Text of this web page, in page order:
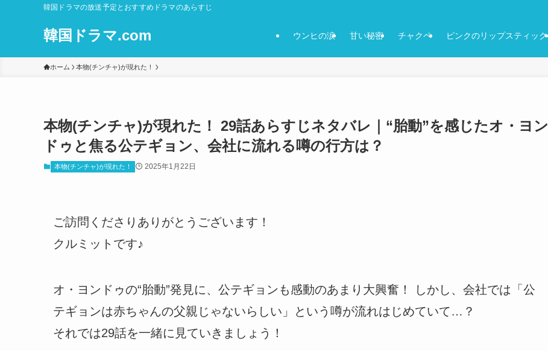
韓国ドラマの放送予定とおすすめドラマのあらすじ
韓国ドラマ.com ウンヒの涙 甘い秘密 チャクペ ピンクのリップスティック
ホーム 本物(チンチャ)が現れた！
本物(チンチャ)が現れた！ 29話あらすじネタバレ｜“胎動”を感じたオ・ヨン
ドゥと焦る公テギョン、会社に流れる噂の行方は？
本物(チンチャ)が現れた！ 2025年1月22日
ご訪問くださりありがとうございます！
クルミットです♪
オ・ヨンドゥの“胎動”発見に、公テギョンも感動のあまり大興奮！ しかし、会社では「公
テギョンは赤ちゃんの父親じゃないらしい」という噂が流れはじめていて…？
それでは29話を一緒に見ていきましょう！